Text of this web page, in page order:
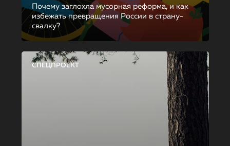
Почему заглохла мусорная реформа, и как
избежать превращения России в страну-
свалку?
СПЕЦПРОЕКТ